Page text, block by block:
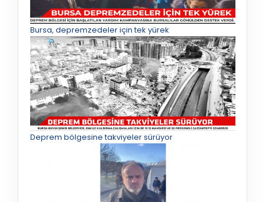
Bursa, depremzedeler için tek yürek
Deprem bölgesine takviyeler sürüyor